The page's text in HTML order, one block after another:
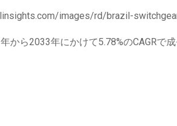
から2033年にかけて5.78%のCAGRで